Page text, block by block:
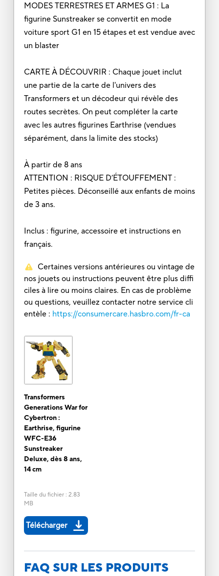
MODES TERRESTRES ET ARMES G1 : La
figurine Sunstreaker se convertit en mode
voiture sport G1 en 15 étapes et est vendue avec
un blaster
CARTE À DÉCOUVRIR : Chaque jouet inclut
une partie de la carte de l'univers des
Transformers et un décodeur qui révèle des
routes secrètes. On peut compléter la carte
avec les autres figurines Earthrise (vendues
séparément, dans la limite des stocks)
À partir de 8 ans
ATTENTION : RISQUE D’ÉTOUFFEMENT :
Petites pièces. Déconseillé aux enfants de moins
de 3 ans.
Inclus : figurine, accessoire et instructions en
français.
Certaines versions antérieures ou vintage de
nos jouets ou instructions peuvent être plus diffi
ciles à lire ou moins claires. En cas de problème
ou questions, veuillez contacter notre service cli
entèle : https://consumercare.hasbro.com/fr-ca
Transformers
Generations War for
Cybertron :
Earthrise, figurine
WFC-E36
Sunstreaker
Deluxe, dès 8 ans,
14 cm
Taille du fichier: 2.83
MB
Télécharger
FAQ SUR LES PRODUITS